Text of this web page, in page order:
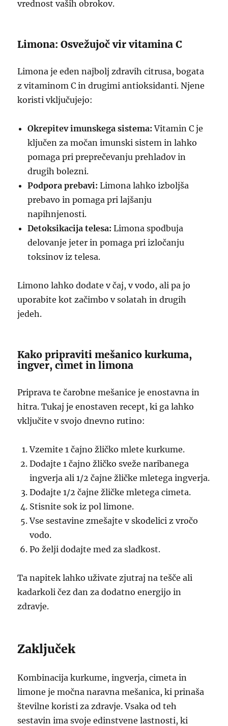
vrednost vaših obrokov.
Limona: Osvežujoč vir vitamina C
Limona je eden najbolj zdravih citrusa, bogata
z vitaminom C in drugimi antioksidanti. Njene
koristi vključujejo:
Okrepitev imunskega sistema: Vitamin C je
ključen za močan imunski sistem in lahko
pomaga pri preprečevanju prehladov in
drugih bolezni.
Podpora prebavi: Limona lahko izboljša
prebavo in pomaga pri lajšanju
napihnjenosti.
Detoksikacija telesa: Limona spodbuja
delovanje jeter in pomaga pri izločanju
toksinov iz telesa.
Limono lahko dodate v čaj, v vodo, ali pa jo
uporabite kot začimbo v solatah in drugih
jedeh.
Kako pripraviti mešanico kurkuma,
ingver, cimet in limona
Priprava te čarobne mešanice je enostavna in
hitra. Tukaj je enostaven recept, ki ga lahko
vključite v svojo dnevno rutino:
Vzemite 1 čajno žličko mlete kurkume.
Dodajte 1 čajno žličko sveže naribanega
ingverja ali 1/2 čajne žličke mletega ingverja.
Dodajte 1/2 čajne žličke mletega cimeta.
Stisnite sok iz pol limone.
Vse sestavine zmešajte v skodelici z vročo
vodo.
Po želji dodajte med za sladkost.
Ta napitek lahko uživate zjutraj na tešče ali
kadarkoli čez dan za dodatno energijo in
zdravje.
Zaključek
Kombinacija kurkume, ingverja, cimeta in
limone je močna naravna mešanica, ki prinaša
številne koristi za zdravje. Vsaka od teh
sestavin ima svoje edinstvene lastnosti, ki